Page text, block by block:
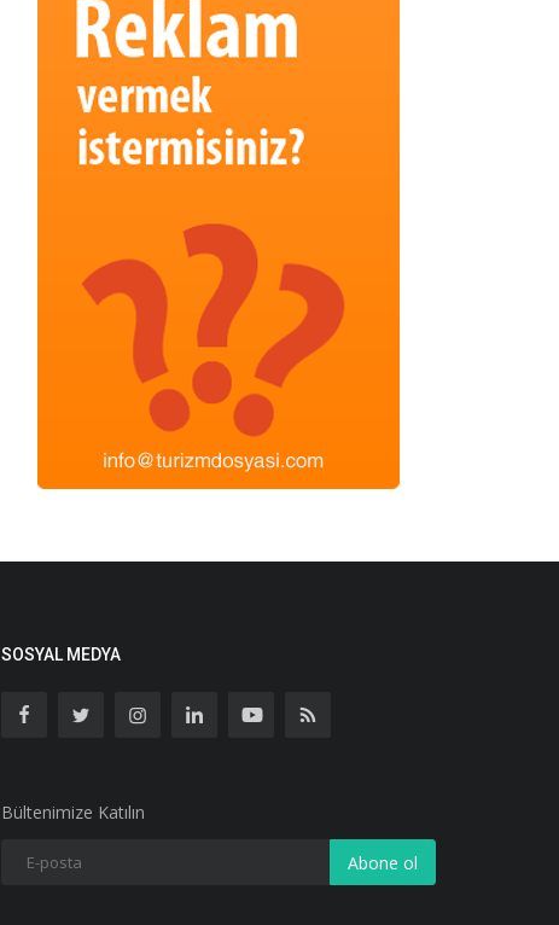
SOSYAL MEDYA
Bültenimize Katılın
Abone ol